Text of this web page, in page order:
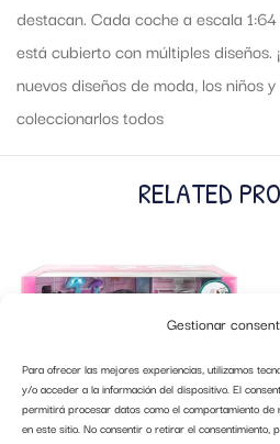
Gestionar
Para ofrecer las mejores experiencias, utilizamos
y/o acceder a la información del dispositivo. El
permitirá procesar datos como el comportamiento de
en este sitio. No consentir o retirar el consentimiento,
destacan. Cada coche a escala
está cubierto con múltiples diseños.
nuevos diseños de moda, los niños
coleccionarlos todos
RELATED